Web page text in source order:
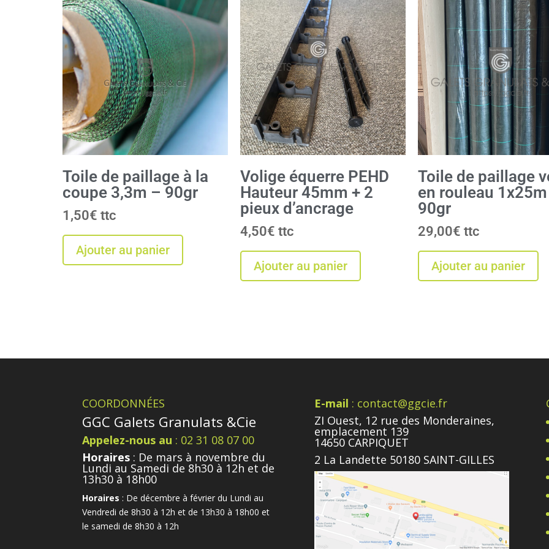
Toile de paillage à la
coupe 3,3m – 90gr
1,50€
Ajouter au panier
Volige équerre PEHD
Hauteur 45mm + 2
pieux d’ancrage
4,50€
Ajouter au panier
Toile de paillage
en rouleau 1x25m
90gr
29,00€
Ajouter au panier
COORDONNÉES
GGC Galets Granulats &Cie
Appelez-nous au : 02 31 08 07 00
Horaires : De mars à novembre du
Lundi au Samedi de 8h30 à 12h et de
13h30 à 18h00
Horaires : De décembre à février du Lundi au
Vendredi de 8h30 à 12h et de 13h30 à 18h00 et
le samedi de 8h30 à 12h
E-mail : contact@ggcie.fr
ZI Ouest, 12 rue des Monderaines,
emplacement 139
14650 CARPIQUET
2 La Landette 50180 SAINT-GILLES